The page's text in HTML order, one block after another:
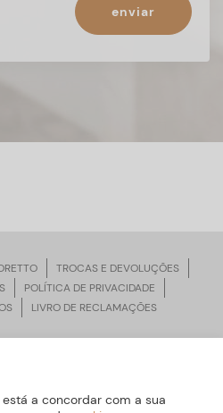
enviar
TROCAS E DEVOLUÇÕES
POLÍTICA DE PRIVACIDADE
LIVRO DE RECLAMAÇÕES
Reservados | Desenvolvido por
a concordar com a sua